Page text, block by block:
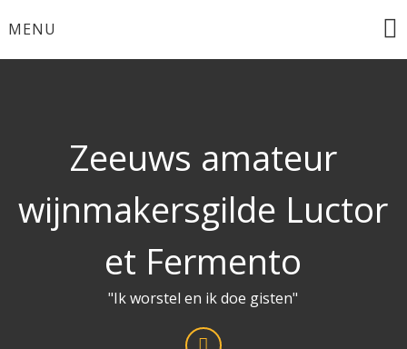
naar
MENU
Zeeuws amateur
wijnmakersgilde Luctor
et Fermento
"Ik worstel en ik doe gisten"